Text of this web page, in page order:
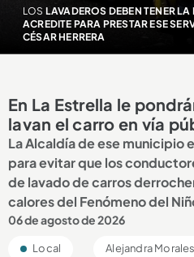
LOS LAVADEROS DEBEN TENER
ACREDITE PARA PRESTAR ESE
CÉSAR HERRERA
En La Estrella le
lavan el carro en vía
La Alcaldía de ese municipio
para evitar que los
de lavado de carros
calores del Fenómeno del
06 de agosto de 2026
Local Alejandra Morales